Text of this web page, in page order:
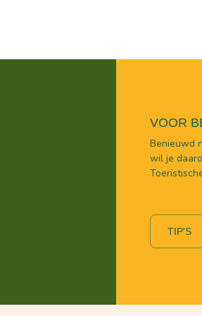
VOOR
Benieuwd
wil je
TIP'S